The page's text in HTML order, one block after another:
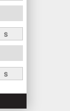
s
s